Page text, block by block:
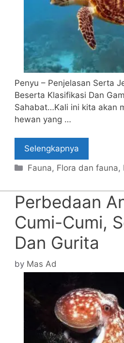
Penyu – Penjelasan Serta
Beserta Klasifikasi Dan
Sahabat…Kali ini kita akan
hewan yang …
Selengkapnya
Categories
Fauna, Flora dan fauna,
Perbedaan
Cumi-Cumi,
Dan Gurita
by Mas Ad